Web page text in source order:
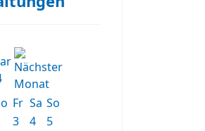
Fr Sa So
3 4
5